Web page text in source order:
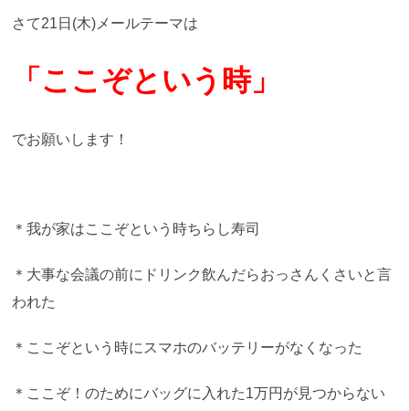
さて21日(木)メールテーマは
「ここぞという時」
でお願いします！
＊我が家はここぞという時ちらし寿司
＊大事な会議の前にドリンク飲んだらおっさんくさいと言
われた
＊ここぞという時にスマホのバッテリーがなくなった
＊ここぞ！のためにバッグに入れた1万円が見つからない